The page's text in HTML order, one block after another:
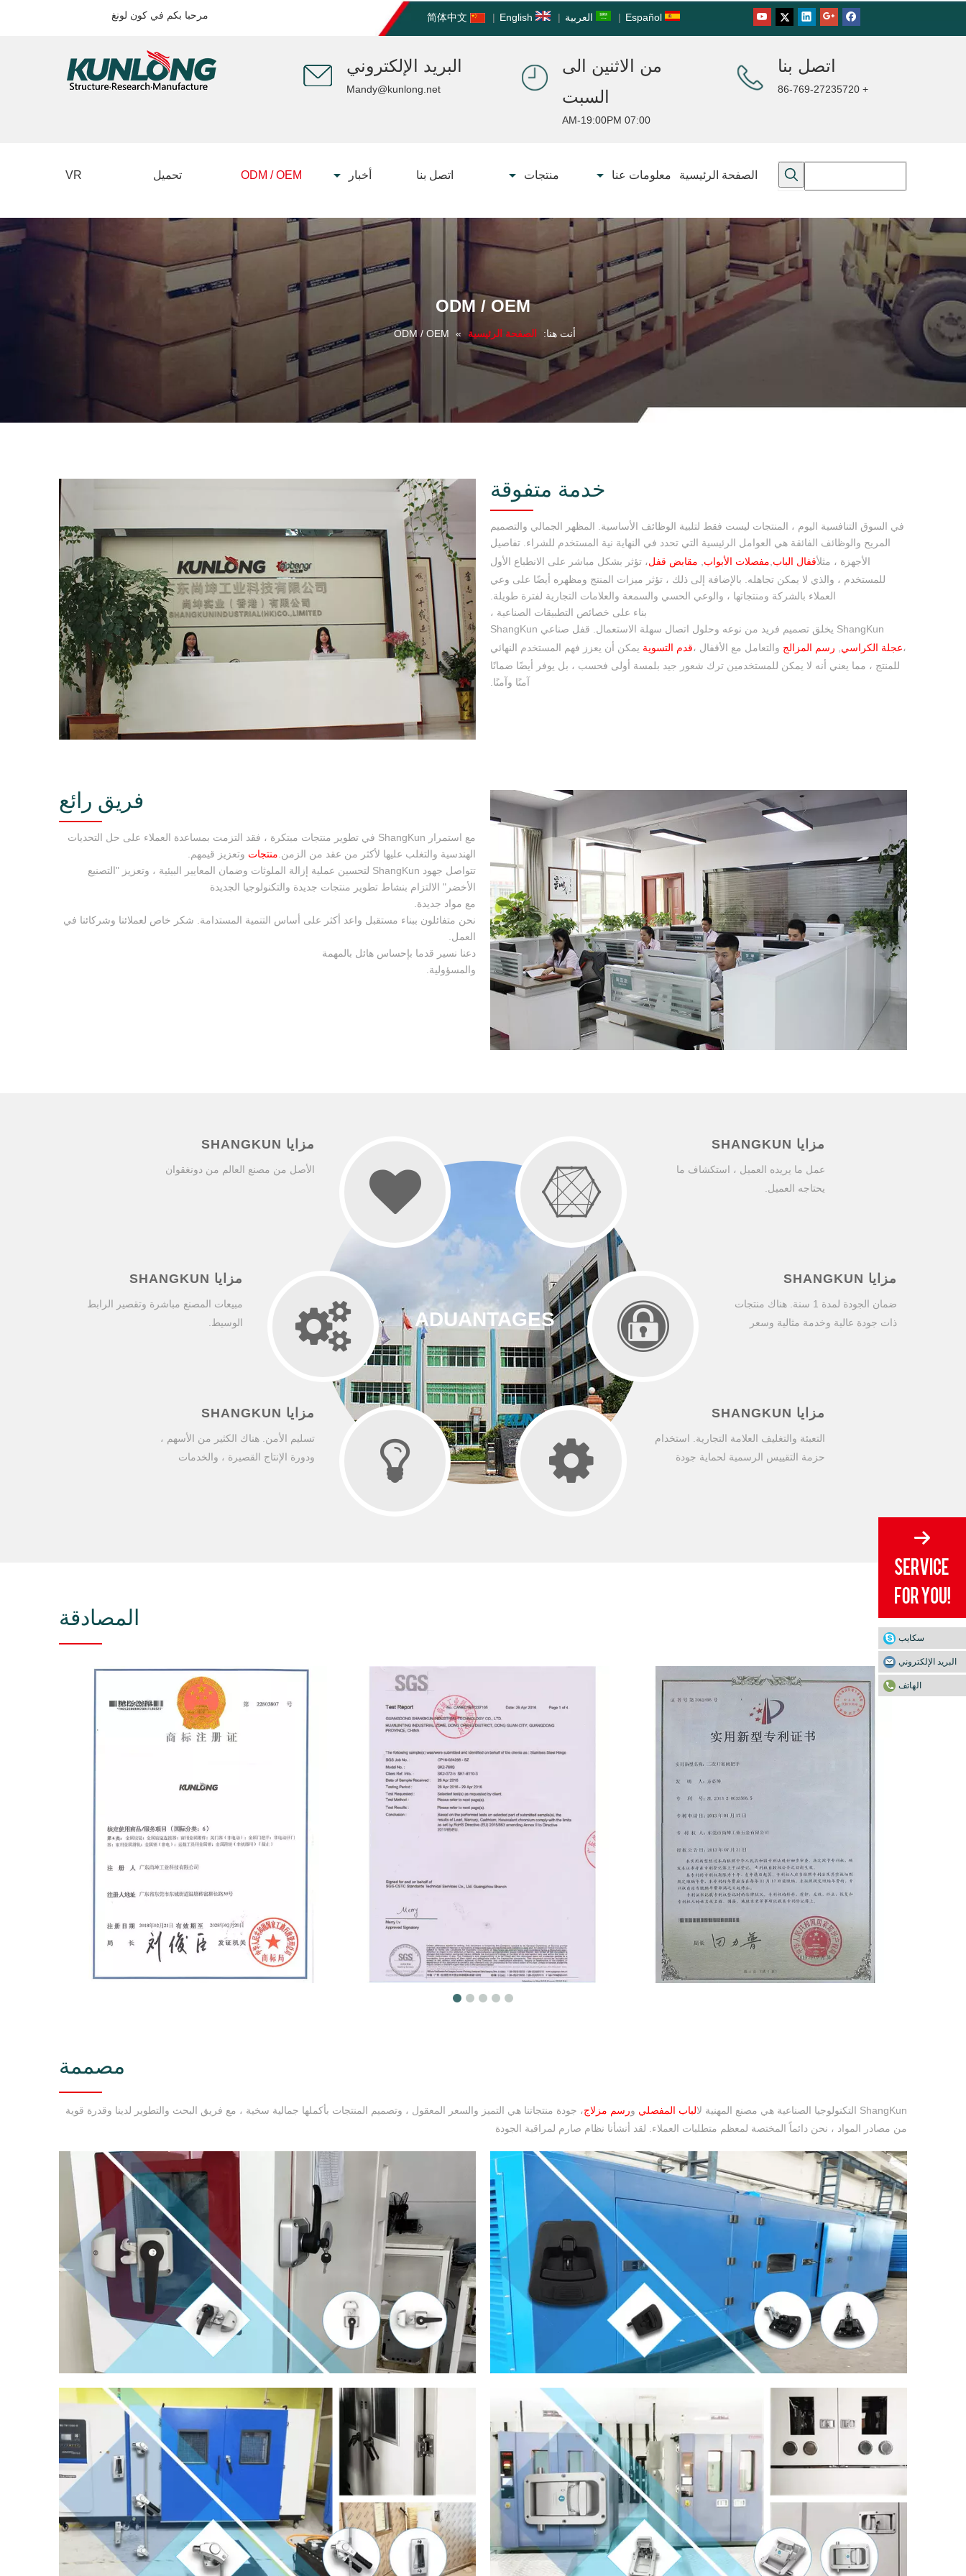
مرحبا بكم في كون لونغ Español
| العربية |
English
|
简体中文
البريد الإلكتروني
Mandy@kunlong.net
من الاثنين الى
السبت
07:00 AM-19:00PM
اتصل بنا
+ 86-769-27235720
الصفحة الرئيسية معلومات عنا منتجات اتصل بنا أخبار ODM / OEM تحميل VR
ODM / OEM
أنت هنا: الصفحة الرئيسية »
ODM / OEM
خدمة متفوقة
في السوق التنافسية اليوم ، المنتجات ليست فقط لتلبية الوظائف الأساسية. المظهر الجمالي والتصميم
المريح والوظائف الفائقة هي العوامل الرئيسية التي تحدد في النهاية نية المستخدم للشراء. تفاصيل
الأجهزة ، مثلأقفال الباب مفصلات الأبواب مقابض قفل، تؤثر بشكل مباشر على الانطباع الأول
للمستخدم ، والذي لا يمكن تجاهله. بالإضافة إلى ذلك ، تؤثر ميزات المنتج ومظهره أيضًا على وعي
العملاء بالشركة ومنتجاتها ، والوعي الحسي والسمعة والعلامات التجارية لفترة طويلة.
بناء على خصائص التطبيقات الصناعية ،
ShangKun يخلق تصميم فريد من نوعه وحلول اتصال سهلة الاستعمال. قفل صناعي ShangKun
،عجلة الكراسي رسم المزالج والتعامل مع الأقفال ،قدم التسوية يمكن أن يعزز فهم المستخدم النهائي
للمنتج ، مما يعني أنه لا يمكن للمستخدمين ترك شعور جيد بلمسة أولى فحسب ، بل يوفر أيضًا ضمانًا
آمنًا وآمنًا.
فريق رائع
مع استمرار ShangKun في تطوير منتجات مبتكرة ، فقد التزمت بمساعدة العملاء على حل التحديات
الهندسية والتغلب عليها لأكثر من عقد من الزمن. منتجات وتعزيز قيمهم.
تتواصل جهود ShangKun لتحسين عملية إزالة الملوثات وضمان المعايير البيئية ، وتعزيز "التصنيع
الأخضر" الالتزام بنشاط تطوير منتجات جديدة والتكنولوجيا الجديدة
مع مواد جديدة.
نحن متفائلون ببناء مستقبل واعد أكثر على أساس التنمية المستدامة. شكر خاص لعملائنا وشركائنا في
العمل.
دعنا نسير قدما بإحساس هائل بالمهمة
والمسؤولية.
ADUANTAGES
مزايا SHANGKUN
الأصل من مصنع العالم من دونغقوان
مزايا SHANGKUN
عمل ما يريده العميل ، استكشاف ما
يحتاجه العميل.
مزايا SHANGKUN
مبيعات المصنع مباشرة وتقصير الرابط
الوسيط.
مزايا SHANGKUN
ضمان الجودة لمدة 1 سنة. هناك منتجات
ذات جودة عالية وخدمة مثالية وسعر
مزايا SHANGKUN
تسليم الأمن. هناك الكثير من الأسهم ،
ودورة الإنتاج القصيرة ، والخدمات
مزايا SHANGKUN
التعبئة والتغليف العلامة التجارية. استخدام
حزمة التقييس الرسمية لحماية جودة
المصادقة
مصممة
ShangKun التكنولوجيا الصناعية هي مصنع المهنية ل الباب المفصلي ورسم مزلاج، جودة منتجاتنا هي التميز والسعر المعقول ، وتصميم المنتجات بأكملها جمالية سخية ، مع فريق البحث والتطوير لدينا وقدرة قوية
من مصادر المواد ، نحن دائماً المختصة لمعظم متطلبات العملاء. لقد أنشأنا نظام صارم لمراقبة الجودة
سكايب
البريد الإلكتروني
الهاتف